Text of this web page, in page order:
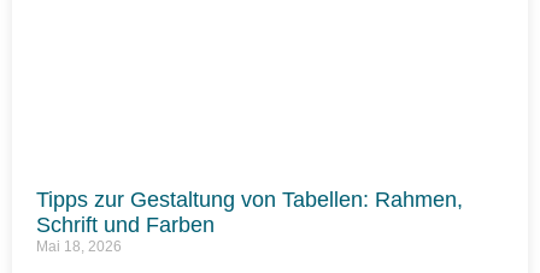
Tipps zur Gestaltung von Tabellen: Rahmen,
Schrift und Farben
Mai 18, 2026